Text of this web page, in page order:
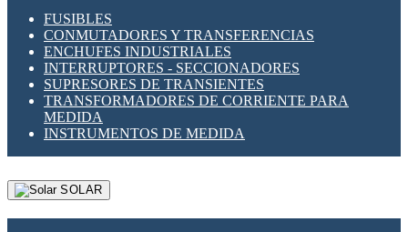
FUSIBLES
CONMUTADORES Y TRANSFERENCIAS
ENCHUFES INDUSTRIALES
INTERRUPTORES - SECCIONADORES
SUPRESORES DE TRANSIENTES
TRANSFORMADORES DE CORRIENTE PARA
MEDIDA
INSTRUMENTOS DE MEDIDA
SOLAR